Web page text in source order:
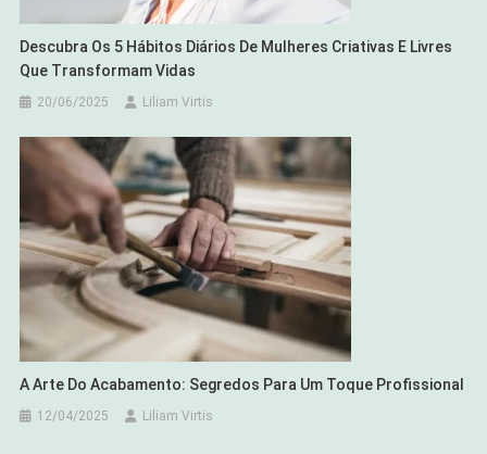
Descubra Os 5 Hábitos Diários De Mulheres Criativas E Livres
Que Transformam Vidas
20/06/2025 Liliam Virtis
A Arte Do Acabamento: Segredos Para Um Toque Profissional
12/04/2025 Liliam Virtis